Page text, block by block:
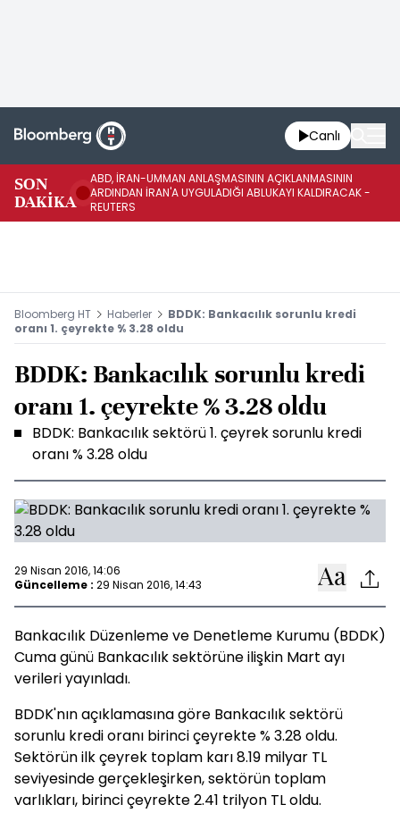
Canlı
SON
DAKİKA
ABD, İRAN-UMMAN ANLAŞMASININ AÇIKLANMASININ
ARDINDAN İRAN'A UYGULADIĞI ABLUKAYI KALDIRACAK -
REUTERS
Bloomberg HT Haberler
BDDK: Bankacılık sorunlu kredi
oranı 1. çeyrekte % 3.28 oldu
BDDK: Bankacılık sorunlu kredi
oranı 1. çeyrekte % 3.28 oldu
BDDK: Bankacılık sektörü 1. çeyrek sorunlu kredi
oranı % 3.28 oldu
29 Nisan 2016, 14:06
Güncelleme : 29 Nisan 2016, 14:43
Bankacılık Düzenleme ve Denetleme Kurumu (BDDK)
Cuma günü Bankacılık sektörüne ilişkin Mart ayı
verileri yayınladı.
BDDK'nın açıklamasına göre Bankacılık sektörü
sorunlu kredi oranı birinci çeyrekte % 3.28 oldu.
Sektörün ilk çeyrek toplam karı 8.19 milyar TL
seviyesinde gerçekleşirken, sektörün toplam
varlıkları, birinci çeyrekte 2.41 trilyon TL oldu.